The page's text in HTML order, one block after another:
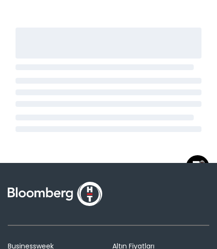
Businessweek
Altın Fiyatları